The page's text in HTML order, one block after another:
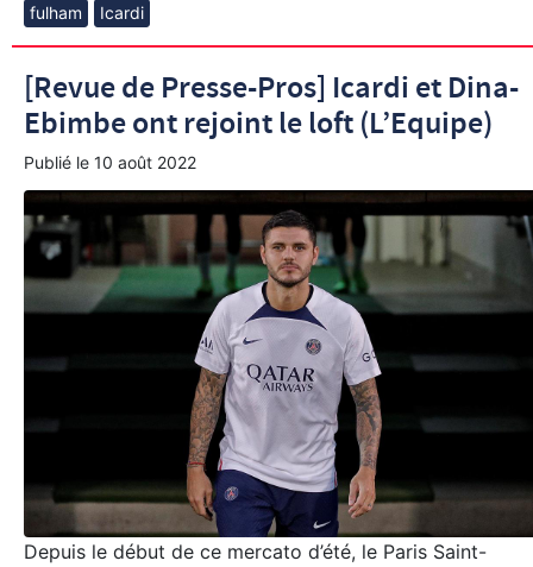
fulham Icardi
[Revue de Presse-Pros] Icardi et Dina-
Ebimbe ont rejoint le loft (L’Equipe)
Publié le 10 août 2022
Depuis le début de ce mercato d’été, le Paris Saint-